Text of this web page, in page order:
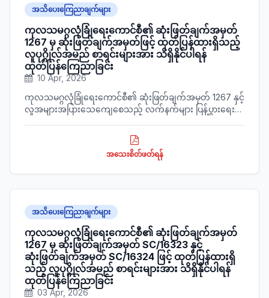
အသိပေးကြေညာချက်များ
ကုလသမဂ္ဂလုံခြုံရေးကောင်စီ၏ ဆုံးဖြတ်ချက်အမှတ်
1267 မှ ဆုံးဖြတ်ချက်အမှတ်ဖြင့် ထုတ်ပြန်ထားရှိသည့်
လူပုဂ္ဂိုလ်အမည် စာရင်းများအား သိရှိနိုင်ပါရန်
ထုတ်ပြန်ကြေညာခြင်း
10 Apr, 2026
ကုလသမဂ္ဂလုံခြုံရေးကောင်စီ၏ ဆုံးဖြတ်ချက်အမှတ် 1267 နှင့်
လူအများအပြားသေကျေစေသည့် လက်နက်များ ပြန့်ပွားရေး
အသေးစိတ်ဖတ်ရန်
အသိပေးကြေညာချက်များ
ကုလသမဂ္ဂလုံခြုံရေးကောင်စီ၏ ဆုံးဖြတ်ချက်အမှတ်
1267 မှ ဆုံးဖြတ်ချက်အမှတ် SC/16323 နှင့်
ဆုံးဖြတ်ချက်အမှတ် SC/16324 ဖြင့် ထုတ်ပြန်ထားရှိ
သည့် လူပုဂ္ဂိုလ်အမည် စာရင်းများအား သိရှိနိုင်ပါရန်
ထုတ်ပြန်ကြေညာခြင်း
03 Apr, 2026